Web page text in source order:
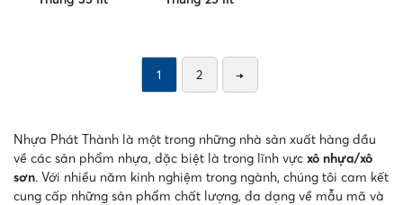
1 2 →
Nhựa Phát Thành là một trong những nhà sản xuất hàng đầu
về các sản phẩm nhựa, đặc biệt là trong lĩnh vực xô nhựa/xô
sơn. Với nhiều năm kinh nghiệm trong ngành, chúng tôi cam kết
cung cấp những sản phẩm chất lượng, đa dạng về mẫu mã và